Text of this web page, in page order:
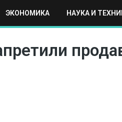
ЭКОНОМИКА НАУКА И
МОСКВА РЕГИОНЫ